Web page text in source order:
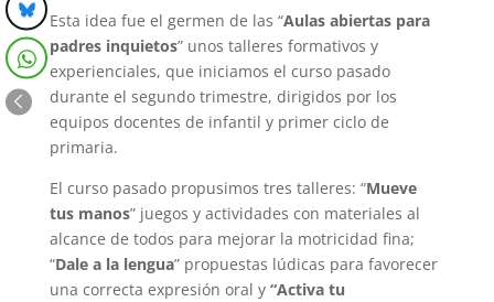
Esta idea fue el germen de las “Aulas abiertas para
padres inquietos” unos talleres formativos y
experienciales, que iniciamos el curso pasado
durante el segundo trimestre, dirigidos por los
equipos docentes de infantil y primer ciclo de
primaria.
El curso pasado propusimos tres talleres: “Mueve
tus manos” juegos y actividades con materiales al
alcance de todos para mejorar la motricidad fina;
“Dale a la lengua” propuestas lúdicas para favorecer
una correcta expresión oral y “Activa tu